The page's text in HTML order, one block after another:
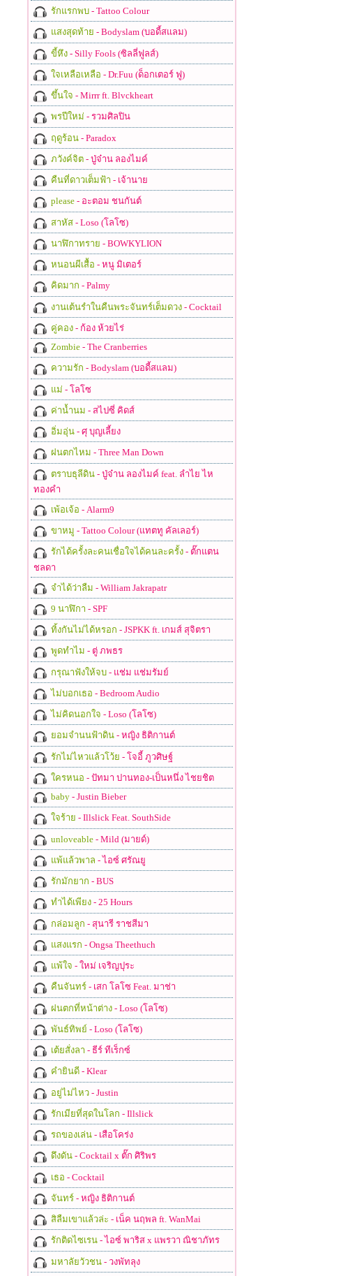
รักแรกพบ- Tattoo Colour
แสงสุดท้าย - Bodyslam (บอดี้สแลม)
ขี้หึง- Silly Fools (ซิลลี่ฟูลส์)
ใจเหลือเหลือ - Dr.Fuu (ด็อกเตอร์ ฟู)
ขึ้นใจ - Mirrr ft. Blvckheart
พรปีใหม่ - รวมศิลปิน
ฤดูร้อน- Paradox
ภวังค์จิต- ปู่จ๋าน ลองไมค์
คืนที่ดาวเต็มฟ้า - เจ้านาย
please- อะตอม ชนกันต์
สาหัส- Loso (โลโซ)
นาฬิกาทราย - BOWKYLION
หนอนผีเสื้อ - หนู มิเตอร์
คิดมาก - Palmy
งานเต้นรำในคืนพระจันทร์เต็มดวง- Cocktail
คู่คอง- ก้อง ห้วยไร่
Zombie- The Cranberries
ความรัก - Bodyslam (บอดี้สแลม)
แม่ - โลโซ
ค่าน้ำนม - สไปซี่ คิดส์
อิ่มอุ่น- ศุ บุญเลี้ยง
ฝนตกไหม - Three Man Down
ตราบธุลีดิน- ปู่จ๋าน ลองไมค์ feat. ลำไย ไห
ทองคำ
เพ้อเจ้อ - Alarm9
ขาหมู - Tattoo Colour (แทตทู คัลเลอร์)
รักได้ครั้งละคนเชื่อใจได้คนละครั้ง- ตั๊กแตน
ชลดา
จำได้ว่าลืม - William Jakrapatr
9 นาฬิกา - SPF
ทิ้งกันไม่ได้หรอก - JSPKK ft. เกมส์ สุจิตรา
พูดทำไม - ตู่ ภพธร
กรุณาฟังให้จบ- แช่ม แช่มรัมย์
ไม่บอกเธอ - Bedroom Audio
ไม่คิดนอกใจ - Loso (โลโซ)
ยอมจำนนฟ้าดิน- หญิง ธิติกานต์
รักไม่ไหวแล้วโว้ย - โจอี้ ภูวศิษฐ์
ใครหนอ - ปัทมา ปานทอง-เป็นหนึ่ง ไชยชิต
baby- Justin Bieber
ใจร้าย - Illslick Feat. SouthSide
unloveable- Mild (มายด์)
แพ้แล้วพาล - ไอซ์ ศรัณยู
รักมักยาก - BUS
ทำได้เพียง- 25 Hours
กล่อมลูก - สุนารี ราชสีมา
แสงแรก - Ongsa Theethuch
แพ้ใจ - ใหม่ เจริญปุระ
คืนจันทร์- เสก โลโซ Feat. มาช่า
ฝนตกที่หน้าต่าง- Loso (โลโซ)
พันธ์ทิพย์ - Loso (โลโซ)
เต้ยสั่งลา - ธีร์ ทีเร็กซ์
คำยินดี- Klear
อยู่ไม่ไหว- Justin
รักเมียที่สุดในโลก - Illslick
รถของเล่น- เสือโคร่ง
ดึงดัน- Cocktail x ตั๊ก ศิริพร
เธอ - Cocktail
จันทร์- หญิง ธิติกานต์
สิลืมเขาแล้วล่ะ - เน็ค นฤพล ft. WanMai
รักติดไซเรน- ไอซ์ พาริส x แพรวา ณิชาภัทร
มหาลัยวัวชน- วงพัทลุง